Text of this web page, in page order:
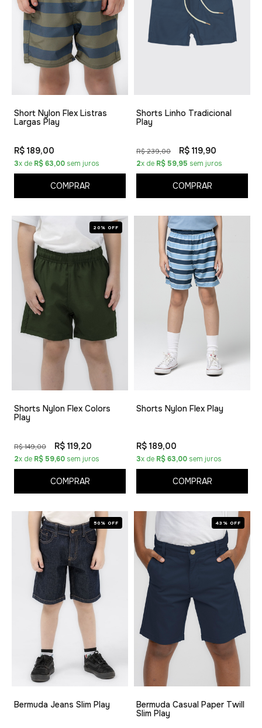
Short Nylon Flex Listras
Largas Play
R$ 189,00
3x de R$ 63,00 sem juros
COMPRAR
Shorts Linho Tradicional
Play
R$ 239,00 R$ 119,90
2x de R$ 59,95 sem juros
COMPRAR
20% OFF
Shorts Nylon Flex Colors
Play
R$ 149,00 R$ 119,20
2x de R$ 59,60 sem juros
COMPRAR
Shorts Nylon Flex Play
R$ 189,00
3x de R$ 63,00 sem juros
COMPRAR
50% OFF
Bermuda Jeans Slim Play
43% OFF
Bermuda Casual Paper Twill
Slim Play